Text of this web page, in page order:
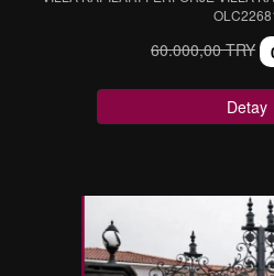
60.000,00 TRY
Detay